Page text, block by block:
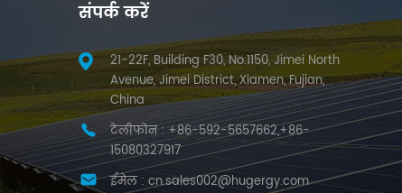
संपर्क करें
21-22F, Building F30, No.1150, Jimei North
Avenue, Jimei District, Xiamen, Fujian,
China
टेलीफोन : +86-592-5657662,+86-
15080327917
ईमेल : cn.sales002@hugergy.com